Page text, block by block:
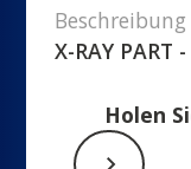
Beschreibung
X-RAY PART
Holen